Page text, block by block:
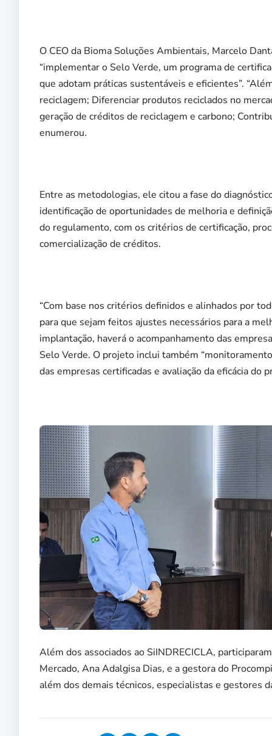
O CEO da Bioma Soluções Ambientais, Marcelo
“implementar o Selo Verde, um programa de
que adotam práticas sustentáveis e eficientes”.
reciclagem; Diferenciar produtos reciclados no
geração de créditos de reciclagem e carbono;
enumerou.
Entre as metodologias, ele citou a fase do
identificação de oportunidades de melhoria e
do regulamento, com os critérios de certificação,
comercialização de créditos.
“Com base nos critérios definidos e alinhados por
para que sejam feitos ajustes necessários para a
implantação, haverá o acompanhamento das
Selo Verde. O projeto inclui também
das empresas certificadas e avaliação da eficácia do
Além dos associados ao SiINDRECICLA,
Mercado, Ana Adalgisa Dias, e a gestora do
além dos demais técnicos, especialistas e gestores